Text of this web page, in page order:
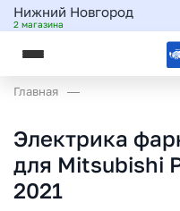
Нижний Новгород
2 магазина
Главная
Электрика
для Mitsubishi
2021